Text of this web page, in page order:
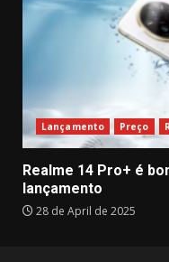
Lançamento Preço
Realme 14 Pro+ é
lançamento
28 de April de 2025